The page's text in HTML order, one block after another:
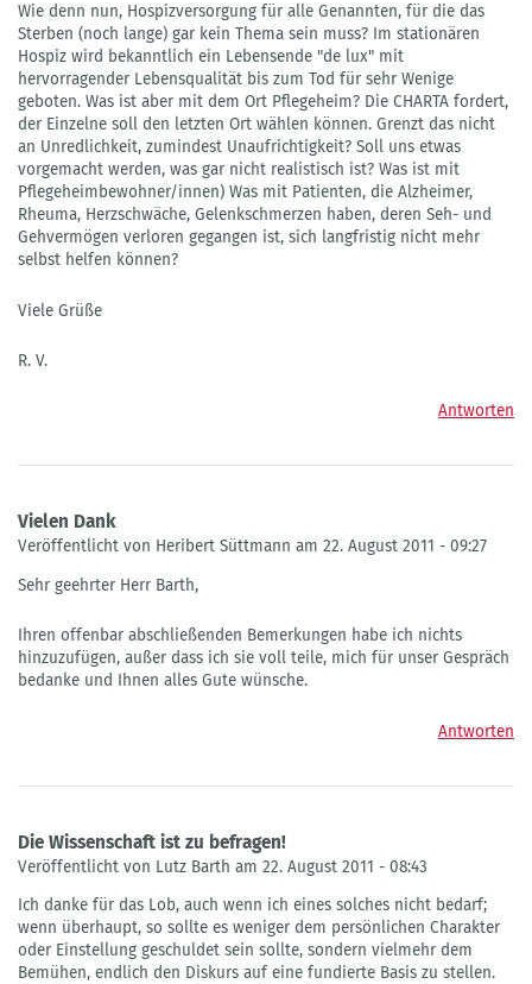
Wie denn nun, Hospizversorgung für alle Genannten, für die das
Sterben (noch lange) gar kein Thema sein muss? Im stationären
Hospiz wird bekanntlich ein Lebensende "de lux" mit
hervorragender Lebensqualität bis zum Tod für sehr Wenige
geboten. Was ist aber mit dem Ort Pflegeheim? Die CHARTA fordert,
der Einzelne soll den letzten Ort wählen können. Grenzt das nicht
an Unredlichkeit, zumindest Unaufrichtigkeit? Soll uns etwas
vorgemacht werden, was gar nicht realistisch ist? Was ist mit
Pflegeheimbewohner/innen) Was mit Patienten, die Alzheimer,
Rheuma, Herzschwäche, Gelenkschmerzen haben, deren Seh- und
Gehvermögen verloren gegangen ist, sich langfristig nicht mehr
selbst helfen können?
Viele Grüße
R. V.
Antworten
Vielen Dank
Veröffentlicht von Heribert Süttmann am 22. August 2011 - 09:27
Sehr geehrter Herr Barth,
Ihren offenbar abschließenden Bemerkungen habe ich nichts
hinzuzufügen, außer dass ich sie voll teile, mich für unser Gespräch
bedanke und Ihnen alles Gute wünsche.
Antworten
Die Wissenschaft ist zu befragen!
Veröffentlicht von Lutz Barth am 22. August 2011 - 08:43
Ich danke für das Lob, auch wenn ich eines solches nicht bedarf;
wenn überhaupt, so sollte es weniger dem persönlichen Charakter
oder Einstellung geschuldet sein sollte, sondern vielmehr dem
Bemühen, endlich den Diskurs auf eine fundierte Basis zu stellen.